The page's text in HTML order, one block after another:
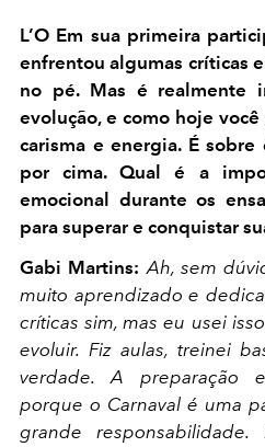
L’O Em sua primeira
enfrentou algumas críticas
no pé. Mas é realmente
evolução, e como hoje
carisma e energia. É
por cima. Qual é a
emocional durante os
para superar e conquistar
Gabi Martins: Ah, sem
muito aprendizado e
críticas sim, mas eu usei
evoluir. Fiz aulas, treinei
verdade. A preparação
porque o Carnaval é uma
grande